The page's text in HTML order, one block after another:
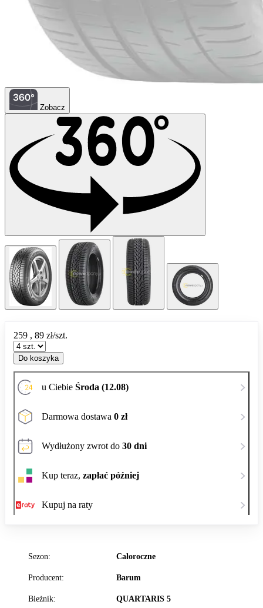
Zobacz
Sezon: Całoroczne
Producent: Barum
Bieżnik: QUARTARIS 5
259 , 89 zł/szt.
Do koszyka
u Ciebie Środa (12.08)
Darmowa dostawa 0 zł
Wydłużony zwrot do 30 dni
Kup teraz, zapłać później
Kupuj na raty